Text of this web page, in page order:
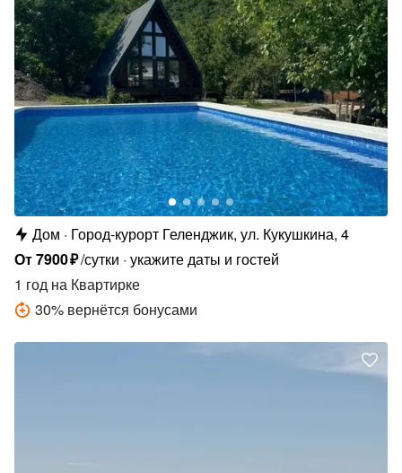
Дом
Город-курорт Геленджик, ул. Кукушкина, 4
От7900₽/сутки укажите даты и гостей
1 год на Квартирке
30% вернётся бонусами